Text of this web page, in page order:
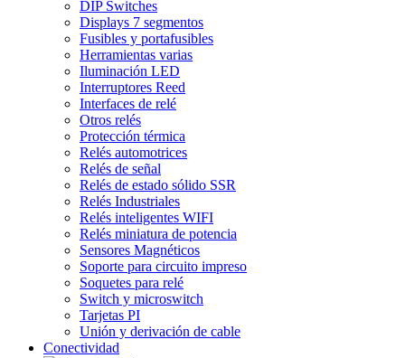
DIP Switches
Displays 7 segmentos
Fusibles y portafusibles
Herramientas varias
Iluminación LED
Interruptores Reed
Interfaces de relé
Otros relés
Protección térmica
Relés automotrices
Relés de señal
Relés de estado sólido SSR
Relés Industriales
Relés inteligentes WIFI
Relés miniatura de potencia
Sensores Magnéticos
Soporte para circuito impreso
Soquetes para relé
Switch y microswitch
Tarjetas PI
Unión y derivación de cable
Conectividad